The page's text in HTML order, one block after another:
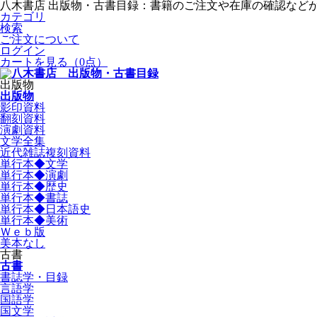
八木書店 出版物・古書目録：書籍のご注文や在庫の確認など
カテゴリ
検索
ご注文について
ログイン
カートを見る
（0点）
出版物
出版物
影印資料
翻刻資料
演劇資料
文学全集
近代雑誌複刻資料
単行本◆文学
単行本◆演劇
単行本◆歴史
単行本◆書誌
単行本◆日本語史
単行本◆美術
Ｗｅｂ版
美本なし
古書
古書
書誌学・目録
言語学
国語学
国文学